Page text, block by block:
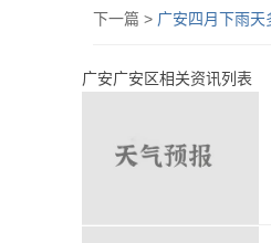
下一篇 > 广安四月下雨天
广安广安区相关资讯列表